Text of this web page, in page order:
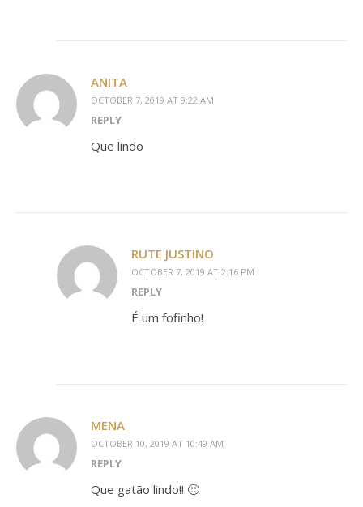
ANITA
OCTOBER 7, 2019 AT 9:22 AM
REPLY
Que lindo
RUTE JUSTINO
OCTOBER 7, 2019 AT 2:16 PM
REPLY
É um fofinho!
MENA
OCTOBER 10, 2019 AT 10:49 AM
REPLY
Que gatão lindo!! 🙂